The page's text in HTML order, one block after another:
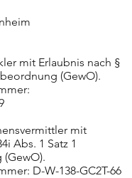
mit Erlaubnis nach §
(GewO).
mit
Abs. 1 Satz 1
D-W-138-GC2T-66